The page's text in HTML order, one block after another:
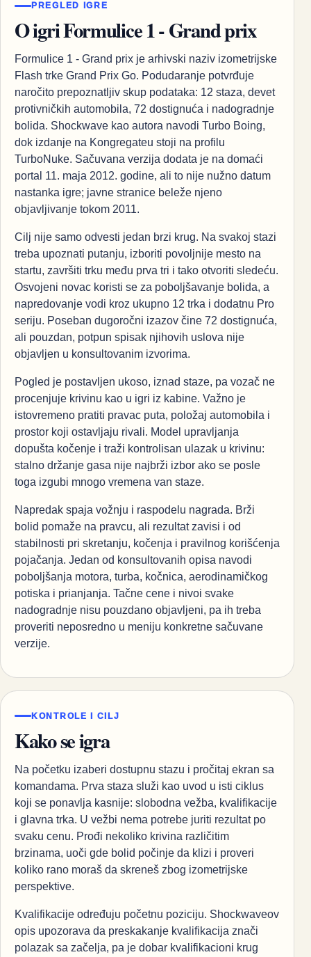
PREGLED IGRE
O igri Formulice 1 - Grand prix
Formulice 1 - Grand prix je arhivski naziv izometrijske
Flash trke Grand Prix Go. Podudaranje potvrđuje
naročito prepoznatljiv skup podataka: 12 staza, devet
protivničkih automobila, 72 dostignuća i nadogradnje
bolida. Shockwave kao autora navodi Turbo Boing,
dok izdanje na Kongregateu stoji na profilu
TurboNuke. Sačuvana verzija dodata je na domaći
portal 11. maja 2012. godine, ali to nije nužno datum
nastanka igre; javne stranice beleže njeno
objavljivanje tokom 2011.
Cilj nije samo odvesti jedan brzi krug. Na svakoj stazi
treba upoznati putanju, izboriti povoljnije mesto na
startu, završiti trku među prva tri i tako otvoriti sledeću.
Osvojeni novac koristi se za poboljšavanje bolida, a
napredovanje vodi kroz ukupno 12 trka i dodatnu Pro
seriju. Poseban dugoročni izazov čine 72 dostignuća,
ali pouzdan, potpun spisak njihovih uslova nije
objavljen u konsultovanim izvorima.
Pogled je postavljen ukoso, iznad staze, pa vozač ne
procenjuje krivinu kao u igri iz kabine. Važno je
istovremeno pratiti pravac puta, položaj automobila i
prostor koji ostavljaju rivali. Model upravljanja
dopušta kočenje i traži kontrolisan ulazak u krivinu:
stalno držanje gasa nije najbrži izbor ako se posle
toga izgubi mnogo vremena van staze.
Napredak spaja vožnju i raspodelu nagrada. Brži
bolid pomaže na pravcu, ali rezultat zavisi i od
stabilnosti pri skretanju, kočenja i pravilnog korišćenja
pojačanja. Jedan od konsultovanih opisa navodi
poboljšanja motora, turba, kočnica, aerodinamičkog
potiska i prianjanja. Tačne cene i nivoi svake
nadogradnje nisu pouzdano objavljeni, pa ih treba
proveriti neposredno u meniju konkretne sačuvane
verzije.
KONTROLE I CILJ
Kako se igra
Na početku izaberi dostupnu stazu i pročitaj ekran sa
komandama. Prva staza služi kao uvod u isti ciklus
koji se ponavlja kasnije: slobodna vežba, kvalifikacije
i glavna trka. U vežbi nema potrebe juriti rezultat po
svaku cenu. Prođi nekoliko krivina različitim
brzinama, uoči gde bolid počinje da klizi i proveri
koliko rano moraš da skreneš zbog izometrijske
perspektive.
Kvalifikacije određuju početnu poziciju. Shockwaveov
opis upozorava da preskakanje kvalifikacija znači
polazak sa začelja, pa je dobar kvalifikacioni krug